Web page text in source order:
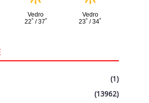
(1)
(13962)